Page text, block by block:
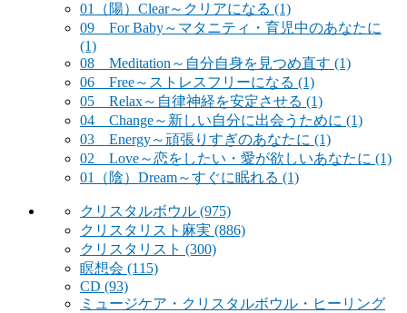
01（陽）Clear～クリアになる (1)
09 For Baby～マタニティ・育児中のあなたに
(1)
08 Meditation～自分自身を見つめ直す (1)
06 Free～ストレスフリーになる (1)
05 Relax～自律神経を安定させる (1)
04 Change～新しい自分に出会うために (1)
03 Energy～頑張りすぎのあなたに (1)
02 Love～恋をしたい・愛が欲しいあなたに (1)
01（陰）Dream～すぐに眠れる (1)
クリスタルボウル (975)
クリスタリスト麻実 (886)
クリスタリスト (300)
瞑想会 (115)
CD (93)
ミュージケア・クリスタルボウル・ヒーリング